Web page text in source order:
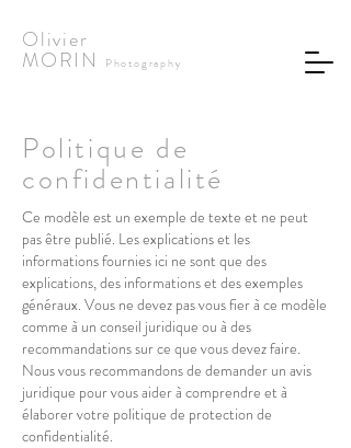
Olivier
MORIN Photography
Politique de
confidentialité
Ce modèle est un exemple de texte et ne peut
pas être publié. Les explications et les
informations fournies ici ne sont que des
explications, des informations et des exemples
généraux. Vous ne devez pas vous fier à ce modèle
comme à un conseil juridique ou à des
recommandations sur ce que vous devez faire.
Nous vous recommandons de demander un avis
juridique pour vous aider à comprendre et à
élaborer votre politique de protection de
confidentialité.